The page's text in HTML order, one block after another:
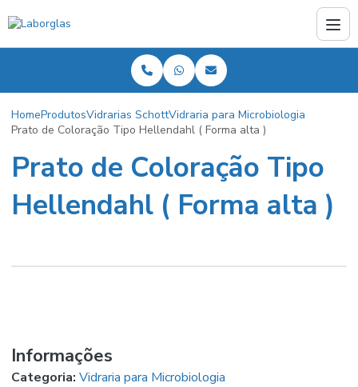
HomeProdutosVidrarias SchottVidraria para Microbiologia
Prato de Coloração Tipo Hellendahl ( Forma alta )
Prato de Coloração Tipo
Hellendahl ( Forma alta )
Informações
Categoria: Vidraria para Microbiologia